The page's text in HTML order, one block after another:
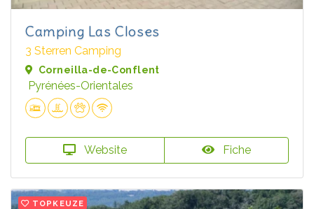
Camping Las Closes
3 Sterren Camping
Corneilla-de-Conflent
Pyrénées-Orientales
Website Fiche
TOPKEUZE